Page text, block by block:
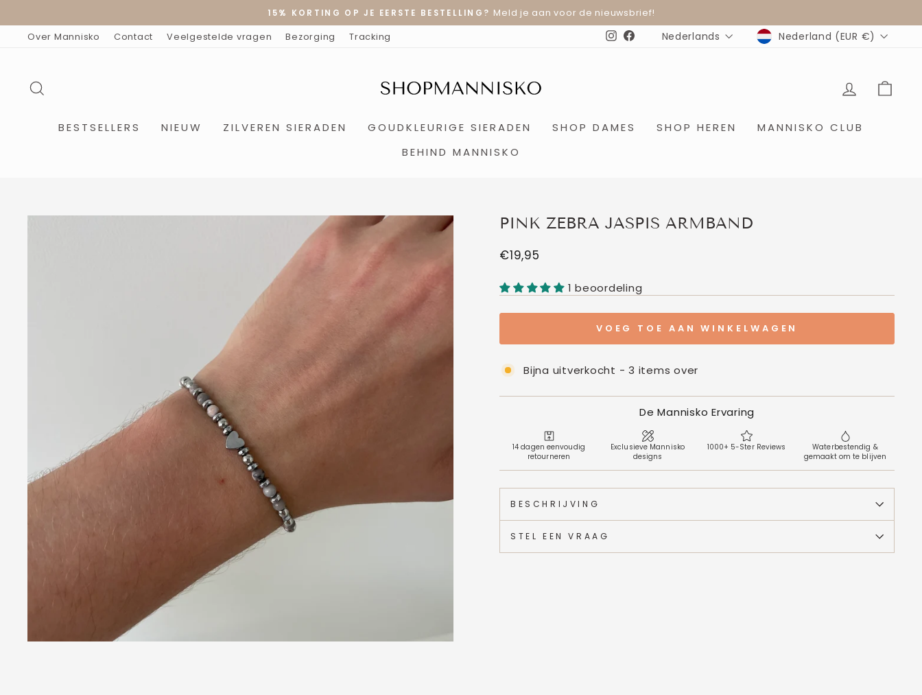
artikel
Diavoorstelling
15% KORTING OP JE EERSTE BESTELLING? Meld je aan voor de nieuwsbrief!
Over Mannisko Contact Veelgestelde vragen Bezorging Tracking Instagram
Facebook
TAAL
Nederlands MUNTEENHEID
Nederland (EUR €)
BESTSELLERS NIEUW ZILVEREN SIERADEN GOUDKLEURIGE SIERADEN SHOP DAMES SHOP HEREN
MANNISKO CLUB
BEHIND MANNISKO
PINK ZEBRA JASPIS ARMBAND
Normale
€19,95
1 beoordeling
VOEG TOE AAN WINKELWAGEN
Bijna uitverkocht - 3 items over
De Mannisko Ervaring
14 dagen eenvoudig
retourneren
Exclusieve Mannisko
designs
1000+ 5-Ster Reviews
Waterbestendig &
gemaakt om te blijven
BESCHRIJVING
STEL EEN VRAAG